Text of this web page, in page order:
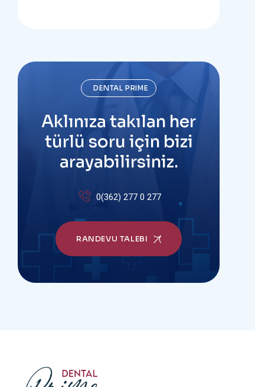
DENTAL PRIME
Aklınıza takılan her
türlü soru için bizi
arayabilirsiniz.
0(362) 277 0 277
RANDEVU TALEBI